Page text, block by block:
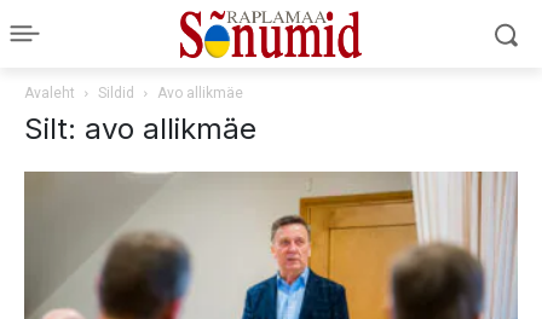
Avaleht Sildid Avo allikmäe
Silt: avo allikmäe